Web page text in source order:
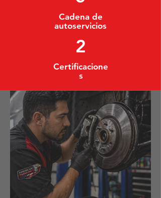
Cadena de
autoservicios
2
Certificacione
s